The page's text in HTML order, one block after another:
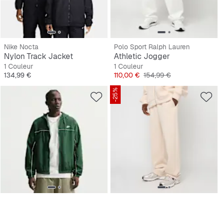
Nike Nocta
Nylon Track Jacket
1 Couleur
Prix
134,99 €
Polo Sport Ralph Lauren
Athletic Jogger
1 Couleur
Prix
110,00 € Prix original
154,99 €
-25%